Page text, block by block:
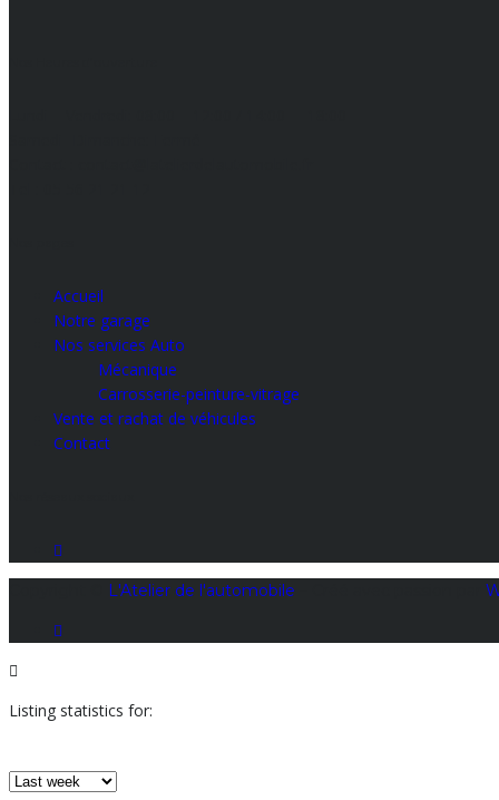
Accueil
Notre garage
Nos services Auto
Mécanique
Carrosserie-peinture-vitrage
Vente et rachat de véhicules
Contact
L'Atelier de l'automobile
Listing statistics for: